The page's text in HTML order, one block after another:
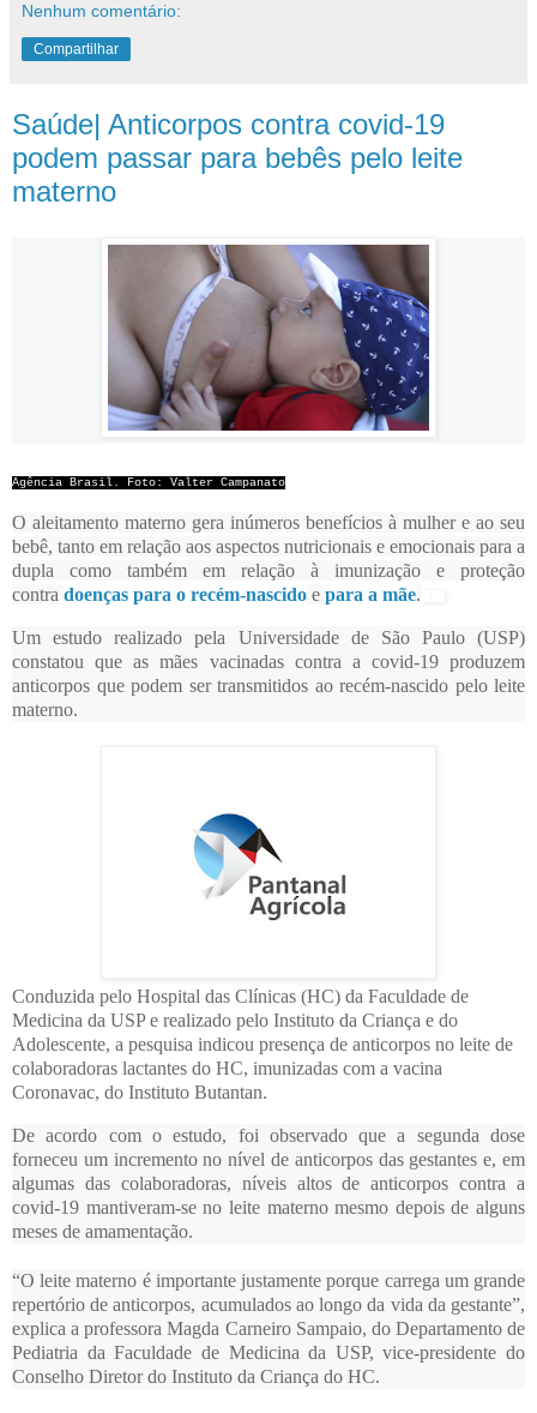
Nenhum comentário:
Compartilhar
Saúde| Anticorpos contra covid-19
podem passar para bebês pelo leite
materno
Agência Brasil. Foto: Valter Campanato
O aleitamento materno gera inúmeros benefícios à mulher e ao seu
bebê, tanto em relação aos aspectos nutricionais e emocionais para a
dupla como também em relação à imunização e proteção
contra doenças para o recém-nascido e para a mãe.
Um estudo realizado pela Universidade de São Paulo (USP)
constatou que as mães vacinadas contra a covid-19 produzem
anticorpos que podem ser transmitidos ao recém-nascido pelo leite
materno.
Conduzida pelo Hospital das Clínicas (HC) da Faculdade de
Medicina da USP e realizado pelo Instituto da Criança e do
Adolescente, a pesquisa indicou presença de anticorpos no leite de
colaboradoras lactantes do HC, imunizadas com a vacina
Coronavac, do Instituto Butantan.
De acordo com o estudo, foi observado que a segunda dose
forneceu um incremento no nível de anticorpos das gestantes e, em
algumas das colaboradoras, níveis altos de anticorpos contra a
covid-19 mantiveram-se no leite materno mesmo depois de alguns
meses de amamentação.
“O leite materno é importante justamente porque carrega um grande
repertório de anticorpos, acumulados ao longo da vida da gestante”,
explica a professora Magda Carneiro Sampaio, do Departamento de
Pediatria da Faculdade de Medicina da USP, vice-presidente do
Conselho Diretor do Instituto da Criança do HC.